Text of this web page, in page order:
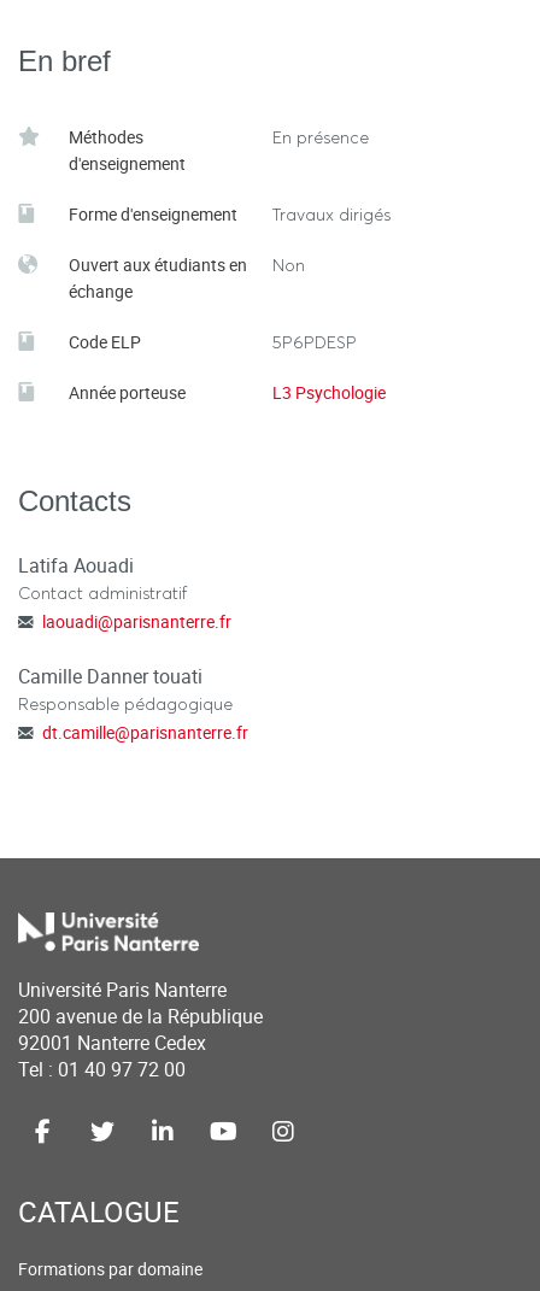
En bref
Méthodes
d'enseignement
En présence
Forme d'enseignement Travaux dirigés
Ouvert aux étudiants en
échange
Non
Code ELP 5P6PDESP
Année porteuse L3 Psychologie
Contacts
Latifa Aouadi
Contact administratif
laouadi@parisnanterre.fr
Camille Danner touati
Responsable pédagogique
dt.camille@parisnanterre.fr
Université Paris Nanterre
200 avenue de la République
92001 Nanterre Cedex
Tel : 01 40 97 72 00
CATALOGUE
Formations par domaine